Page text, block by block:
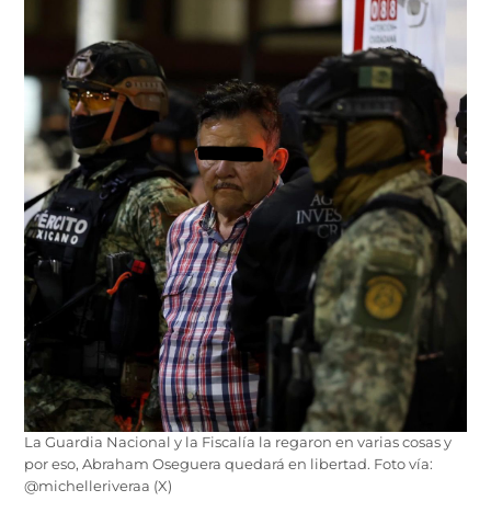
La Guardia Nacional y la Fiscalía la regaron en varias cosas y
por eso, Abraham Oseguera quedará en libertad. Foto vía:
@michelleriveraa (X)